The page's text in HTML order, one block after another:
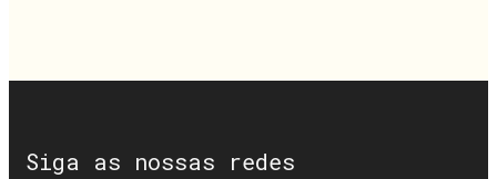
Siga as nossas redes